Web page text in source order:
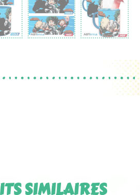
SIMILAIRES